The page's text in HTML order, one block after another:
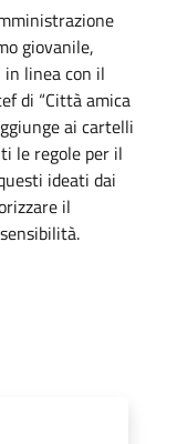
giovanile,
in linea con il
di “Città amica
ai cartelli
le regole per il
ideati dai
il